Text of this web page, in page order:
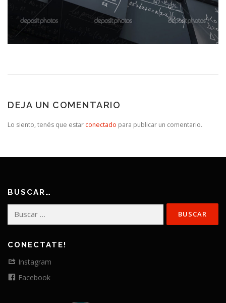
DEJA UN COMENTARIO
Lo siento, tenés que estar conectado para publicar un comentario.
BUSCAR…
CONECTATE!
Instagram
Facebook